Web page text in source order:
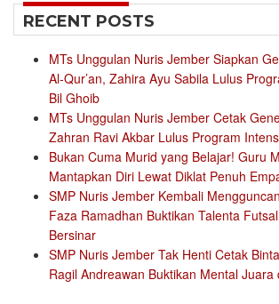
RECENT POSTS
MTs Unggulan Nuris Jember Siapkan
Al-Qur’an, Zahira Ayu Sabila Lulus
Bil Ghoib
MTs Unggulan Nuris Jember Cetak
Zahran Ravi Akbar Lulus Program
Bukan Cuma Murid yang Belajar! Guru
Mantapkan Diri Lewat Diklat Penuh
SMP Nuris Jember Kembali
Faza Ramadhan Buktikan Talenta
Bersinar
SMP Nuris Jember Tak Henti Cetak
Ragil Andreawan Buktikan Mental